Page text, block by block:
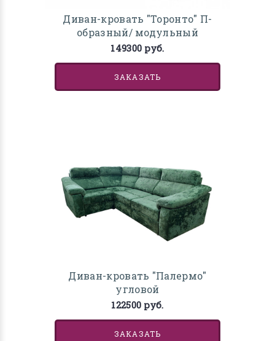
Диван-кровать "Торонто" П-
образный/ модульный
149300 руб.
ЗАКАЗАТЬ
Диван-кровать "Палермо"
угловой
122500 руб.
ЗАКАЗАТЬ